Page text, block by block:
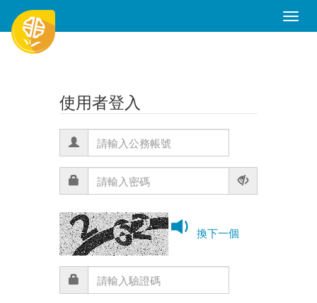
Toggle
使用者登入
換下一個